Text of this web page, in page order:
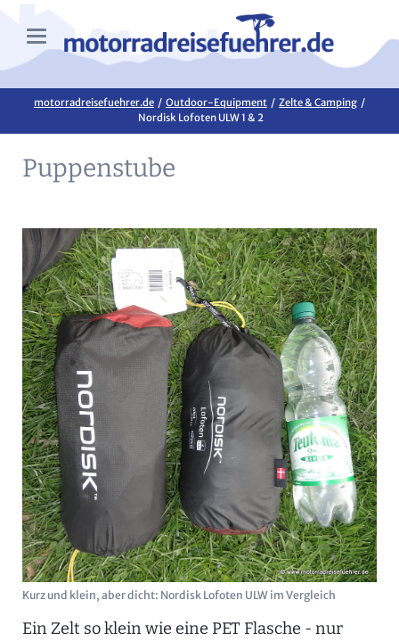
motorradreisefuehrer.de Outdoor-Equipment
Zelte & Camping
Nordisk Lofoten ULW 1 & 2
Puppenstube
Kurz und klein, aber dicht: Nordisk Lofoten ULW im Vergleich
Ein Zelt so klein wie eine PET Flasche - nur